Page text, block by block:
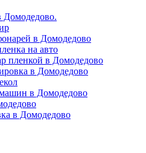
Домодедово.
в Домодедово
на авто
пленкой в Домодедово
в Домодедово
в Домодедово
в Домодедово